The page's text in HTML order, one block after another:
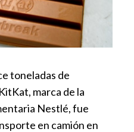
toneladas de
marca de la
Nestlé, fue
en camión en